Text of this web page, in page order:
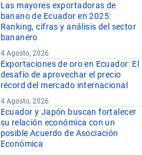
Las mayores exportadoras de
banano de Ecuador en 2025:
Ranking, cifras y análisis del sector
bananero
4 Agosto, 2026
Exportaciones de oro en Ecuador: El
desafío de aprovechar el precio
récord del mercado internacional
4 Agosto, 2026
Ecuador y Japón buscan fortalecer
su relación económica con un
posible Acuerdo de Asociación
Económica